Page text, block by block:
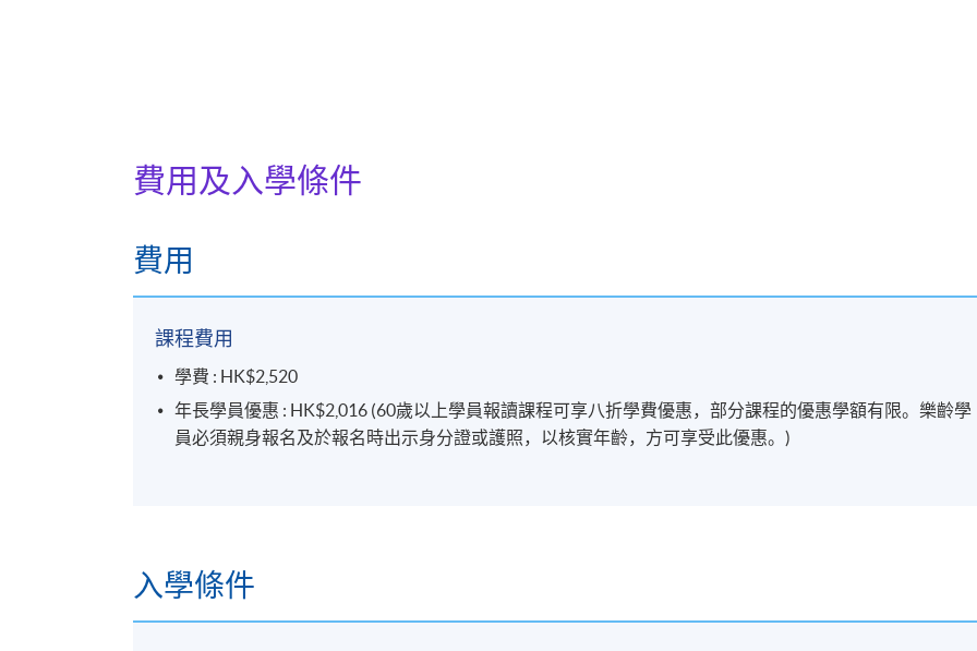
費用及入學條件
費用
課程費用
學費 : HK$2,520
年長學員優惠 : HK$2,016 (60歲以上學員報讀課程可享八折學費優惠，部分課程的優惠學額有限。樂齡學
員必須親身報名及於報名時出示身分證或護照，以核實年齡，方可享受此優惠。)
入學條件